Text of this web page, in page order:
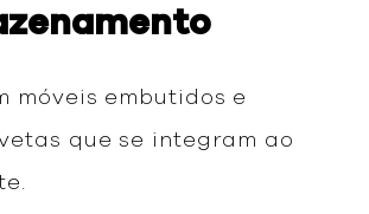
móveis embutidos e
que se integram ao